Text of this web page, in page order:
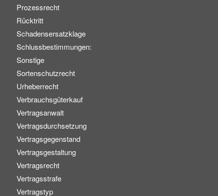
Prozessrecht
Rücktritt
Schadensersatzklage
Schlussbestimmungen:
Sonstige
Sortenschutzrecht
Urheberrecht
Verbrauchsgüterkauf
Vertragsanwalt
Vertragsdurchsetzung
Vertragsgegenstand
Vertragsgestaltung
Vertragsrecht
Vertragsstrafe
Vertragstyp